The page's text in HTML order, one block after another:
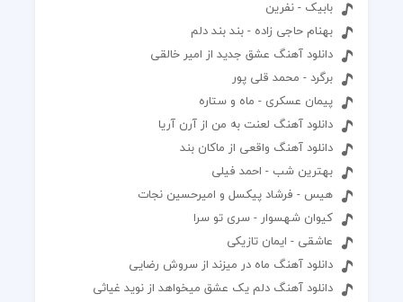
بابیک - نفرین
بهنام حاجی زاده - بند بند دلم
دانلود آهنگ عشق جدید از امیر خالقی
برگرد - محمد قلی پور
پیمان عسکری - ماه و ستاره
دانلود آهنگ لعنت به من از آرن آریا
دانلود آهنگ واقعی از ماکان بند
بهترین شب - احمد فیلی
هیس - فرشاد پیکسل و امیرحسین نجات
کیوان شهسوار - سری تو سرا
عاشقی - ایمان تازیکی
دانلود آهنگ ماه در میزند از سروش رضایی
دانلود آهنگ دلم یک عشق میخواهد از نوید غیاثی